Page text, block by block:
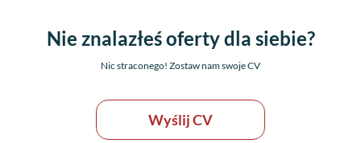
Nie znalazłeś oferty dla siebie?
Nic straconego! Zostaw nam swoje CV
Wyślij CV